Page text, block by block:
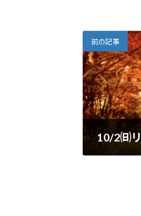
前の記事